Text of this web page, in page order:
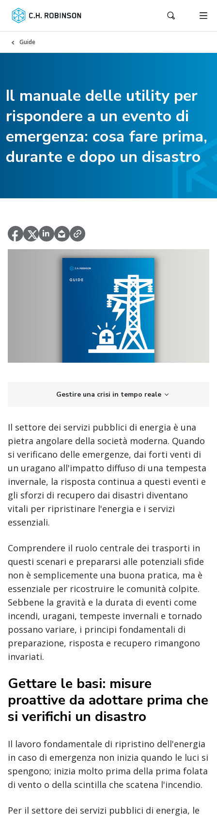
Guide
Il manuale delle utility per
rispondere a un evento di
emergenza: cosa fare prima,
durante e dopo un disastro
Gestire una crisi in tempo reale
Il settore dei servizi pubblici di energia è una
pietra angolare della società moderna. Quando
si verificano delle emergenze, dai forti venti di
un uragano all'impatto diffuso di una tempesta
invernale, la risposta continua a questi eventi e
gli sforzi di recupero dai disastri diventano
vitali per ripristinare l'energia e i servizi
essenziali.
Comprendere il ruolo centrale dei trasporti in
questi scenari e prepararsi alle potenziali sfide
non è semplicemente una buona pratica, ma è
essenziale per ricostruire le comunità colpite.
Sebbene la gravità e la durata di eventi come
incendi, uragani, tempeste invernali e tornado
possano variare, i principi fondamentali di
preparazione, risposta e recupero rimangono
invariati.
Gettare le basi: misure
proattive da adottare prima che
si verifichi un disastro
Il lavoro fondamentale di ripristino dell'energia
in caso di emergenza non inizia quando le luci si
spengono; inizia molto prima della prima folata
di vento o della scintilla che scatena l'incendio.
Per il settore dei servizi pubblici di energia, le